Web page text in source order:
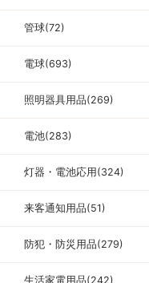
管球(72)
電球(693)
照明器具用品(269)
電池(283)
灯器・電池応用(324)
来客通知用品(51)
防犯・防災用品(279)
生活家電用品(242)